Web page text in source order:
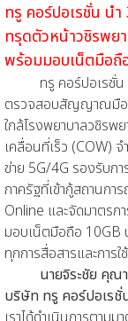
ทรู คอร์ปอเรชั่น
ทรุดตัวหน้าวชิรพย
พร้อมมอบเน็ตมือถื
ทรู คอร์ปอเรชั่น น
ตรวจสอบสัญญาณมือ
ใกล้โรงพยาบาลวชิรพ
เคลื่อนที่เร็ว (COW)
ข่าย 5G/4G รองรับภ
ภาครัฐที่เข้ากู้สถานกา
Online และจัดมาตรก
มอบเน็ตมือถือ 10GB
ทุกการสื่อสารและการ
นายจิระชัย คุณาก
บริษัท ทรู คอร์ปอเรชั่